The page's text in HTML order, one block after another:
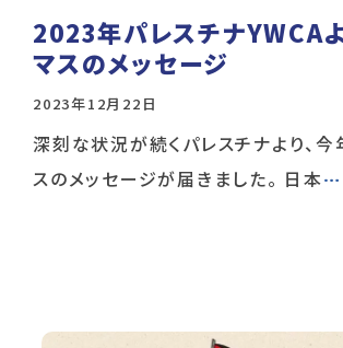
2023年パレスチナYWCA
マスのメッセージ
2023年12月22日
深刻な状況が続くパレスチナより、今
スのメッセージが届きました。 日本…